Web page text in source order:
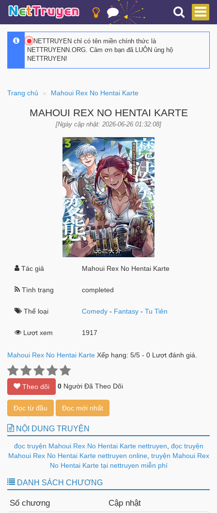
NETTRUYEN chỉ có tên miền chính thức là
NETTRUYENN.ORG. Cảm ơn bạn đã LUÔN ủng hộ
NETTRUYEN!
Trang chủ Mahoui Rex No Hentai Karte
MAHOUI REX NO HENTAI KARTE
[Ngày cập nhật: 2026-06-26 01:32:08]
Tác giả Mahoui Rex No Hentai Karte
Tình trạng completed
Thể loại Comedy - Fantasy -Tu Tiên
Lượt xem 1917
Mahoui Rex No Hentai Karte Xếp hạng: 5/5 - 0 Lượt đánh giá.
Theo dõi 0 Người Đã Theo Dõi
Đọc từ đầu Đọc mới nhất
NỘI DUNG TRUYỆN
đọc truyện Mahoui Rex No Hentai Karte nettruyen đọc truyện
Mahoui Rex No Hentai Karte nettruyen online, truyện Mahoui Rex
No Hentai Karte tại nettruyen miễn phí
DANH SÁCH CHƯƠNG
Số chương Cập nhật